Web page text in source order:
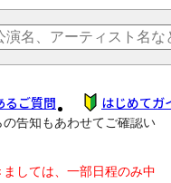
るご質問 はじめてガ
、以下公演日リンクから
告知もあわせてご確認い
しては、一部日程のみ中